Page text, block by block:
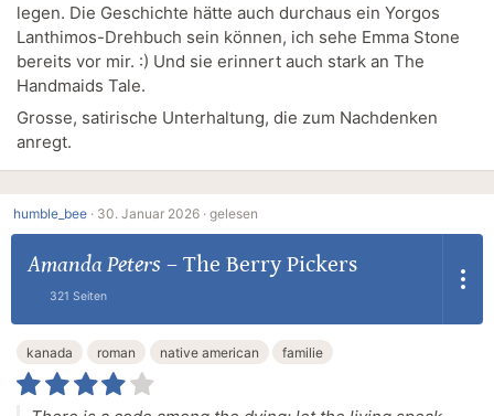
legen. Die Geschichte hätte auch durchaus ein Yorgos
Lanthimos-Drehbuch sein können, ich sehe Emma Stone
bereits vor mir. :) Und sie erinnert auch stark an The
Handmaids Tale.
Grosse, satirische Unterhaltung, die zum Nachdenken
anregt.
humble_bee · 30. Januar 2026 · gelesen
Amanda Peters – The Berry Pickers
321 Seiten
kanada roman native american familie